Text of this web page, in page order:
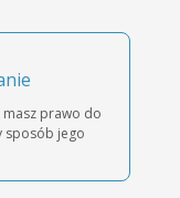
prawo do
sposób jego